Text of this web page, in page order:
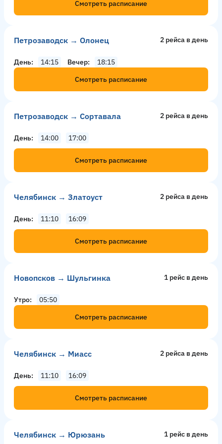
Смотреть расписание
Петрозаводск → Олонец 2 рейсa в день
День 14:15 Вечер
18:15
Смотреть расписание
Петрозаводск → Сортавала 2 рейсa в день
День 14:00 17:00
Смотреть расписание
Челябинск → Златоуст 2 рейсa в день
День 11:10 16:09
Смотреть расписание
Новопсков → Шульгинка 1 рейс в день
Утро
05:50
Смотреть расписание
Челябинск → Миасс 2 рейсa в день
День 11:10 16:09
Смотреть расписание
Челябинск → Юрюзань 1 рейс в день